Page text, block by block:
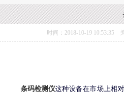
时间：2018-10-19 10:53:35
条码检测仪这种设备在市场上相